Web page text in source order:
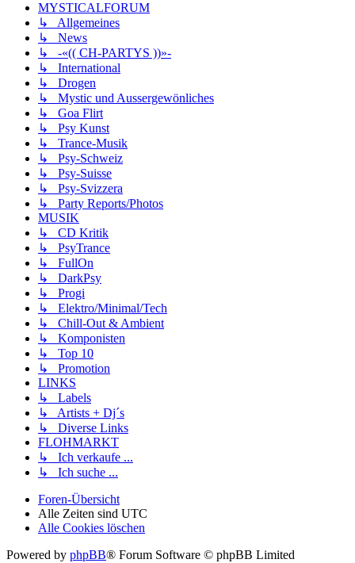
MYSTICALFORUM
↳ Allgemeines
↳ News
↳ -«(( CH-PARTYS ))»-
↳ International
↳ Drogen
↳ Mystic und Aussergewönliches
↳ Goa Flirt
↳ Psy Kunst
↳ Trance-Musik
↳ Psy-Schweiz
↳ Psy-Suisse
↳ Psy-Svizzera
↳ Party Reports/Photos
MUSIK
↳ CD Kritik
↳ PsyTrance
↳ FullOn
↳ DarkPsy
↳ Progi
↳ Elektro/Minimal/Tech
↳ Chill-Out & Ambient
↳ Komponisten
↳ Top 10
↳ Promotion
LINKS
↳ Labels
↳ Artists + Dj´s
↳ Diverse Links
FLOHMARKT
↳ Ich verkaufe ...
↳ Ich suche ...
Foren-Übersicht
Alle Zeiten sind UTC
Alle Cookies löschen
Powered by phpBB® Forum Software © phpBB Limited